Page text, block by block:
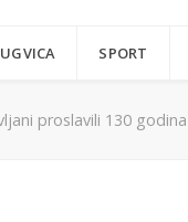
SPORT
proslavili 130